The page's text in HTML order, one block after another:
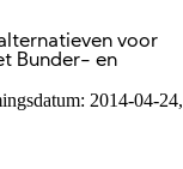
voor
Bunder- en
2014-04-24,